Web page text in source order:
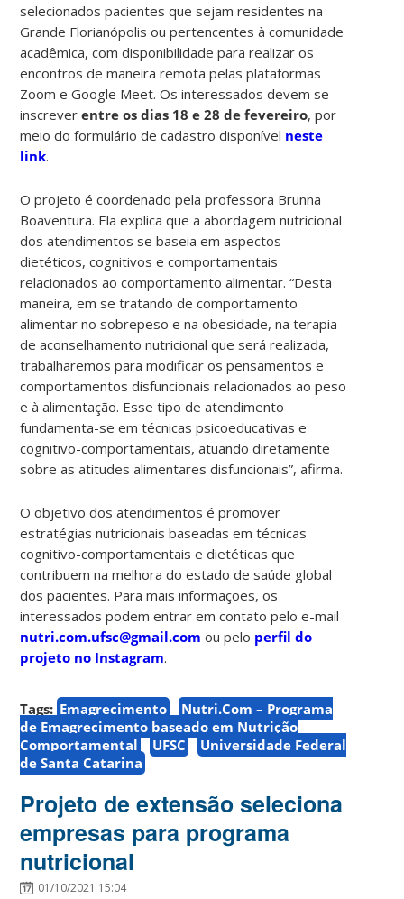
selecionados pacientes que sejam residentes na
Grande Florianópolis ou pertencentes à comunidade
acadêmica, com disponibilidade para realizar os
encontros de maneira remota pelas plataformas
Zoom e Google Meet. Os interessados devem se
inscreverentre os dias 18 e 28 de fevereiro, por
meio do formulário de cadastro disponível neste
link.
O projeto é coordenado pela professora Brunna
Boaventura. Ela explica que a abordagem nutricional
dos atendimentos se baseia em aspectos
dietéticos, cognitivos e comportamentais
relacionados ao comportamento alimentar. “Desta
maneira, em se tratando de comportamento
alimentar no sobrepeso e na obesidade, na terapia
de aconselhamento nutricional que será realizada,
trabalharemos para modificar os pensamentos e
comportamentos disfuncionais relacionados ao peso
e à alimentação. Esse tipo de atendimento
fundamenta-se em técnicas psicoeducativas e
cognitivo-comportamentais, atuando diretamente
sobre as atitudes alimentares disfuncionais”, afirma.
O objetivo dos atendimentos é promover
estratégias nutricionais baseadas em técnicas
cognitivo-comportamentais e dietéticas que
contribuem na melhora do estado de saúde global
dos pacientes. Para mais informações, os
interessados podem entrar em contato pelo e-mail
nutri.com.ufsc@gmail.com ou pelo perfil do
projeto no Instagram.
Tags: Emagrecimento
Nutri.Com – Programa
de Emagrecimento baseado em Nutrição
Comportamental
UFSC
Universidade Federal
de Santa Catarina
Projeto de extensão seleciona
empresas para programa
nutricional
01/10/2021 15:04